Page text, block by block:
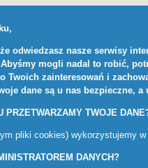
odwiedzasz nasze serwisy
Abyśmy mogli nadal to robić,
Twoich zainteresowań i
dane są u nas bezpieczne,
PRZETWARZAMY TWOJE
pliki cookies) wykorzystujemy
DANYCH?